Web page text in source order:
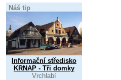
Náš tip
Informační středisko
KRNAP - Tři domky
Vrchlabí